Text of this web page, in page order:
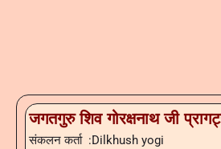
जगतगुरु शिव गोरक्षनाथ जी
संकलन कर्ता :Dilkhush yogi